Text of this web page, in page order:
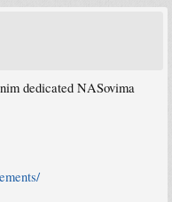
dedicated NASovima